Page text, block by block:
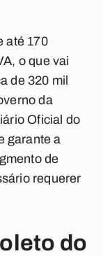
até 170
o que vai
de 320 mil
da
Oficial do
garante a
de
requerer
do